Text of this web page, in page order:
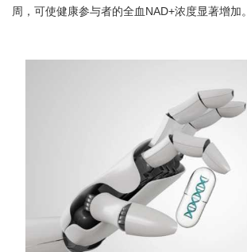
周，可使健康参与者的全血NAD+浓度显著增加。